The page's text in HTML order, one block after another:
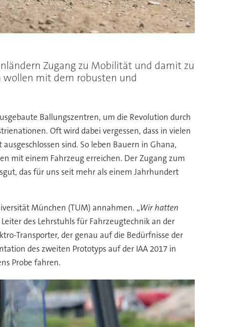
Zugang zu Mobilität und damit zu
wollen mit dem robusten und
Ballungszentren, um die Revolution durch
Oft wird dabei vergessen, dass in vielen
sind. So leben Bauern in Ghana,
mit einem Fahrzeug erreichen. Der Zugang zum
das für uns seit mehr als einem Jahrhundert
München (TUM) annahmen. „Wir hatten
des Lehrstuhls für Fahrzeugtechnik an der
Transporter, der genau auf die Bedürfnisse der
des zweiten Prototyps auf der IAA 2017 in
Probe fahren.